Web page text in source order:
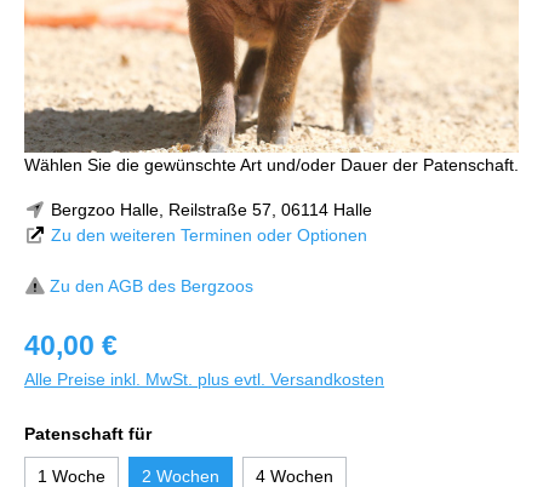
Wählen Sie die gewünschte Art und/oder Dauer der Patenschaft.
Bergzoo Halle, Reilstraße 57, 06114 Halle
Zu den weiteren Terminen oder Optionen
Zu den AGB des Bergzoos
40,00 €
Alle Preise inkl. MwSt. plus evtl. Versandkosten
Patenschaft für
1 Woche 2 Wochen 4 Wochen